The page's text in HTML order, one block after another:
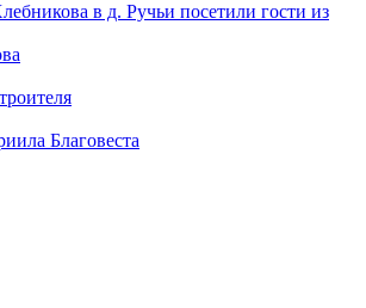
в д. Ручьи посетили гости из
Благовеста